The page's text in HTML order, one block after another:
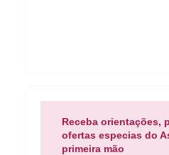
Receba orientações,
ofertas especias do
primeira mão